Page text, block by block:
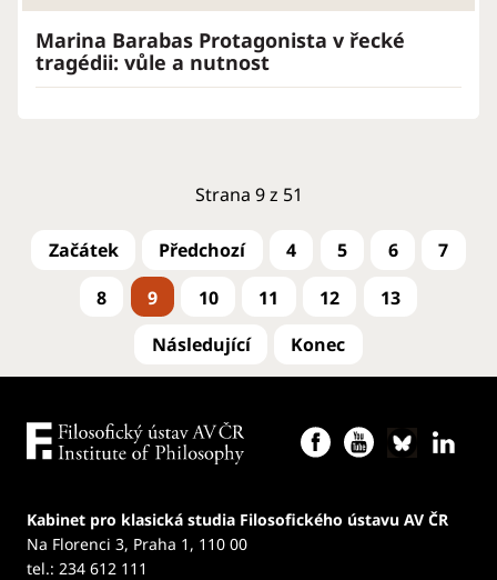
Marina Barabas Protagonista v řecké
tragédii: vůle a nutnost
Strana 9 z 51
4 5 6
7
8
9 10 11 12 13
Kabinet pro klasická studia Filosofického ústavu AV ČR
Na Florenci 3, Praha 1, 110 00
tel.: 234 612 111